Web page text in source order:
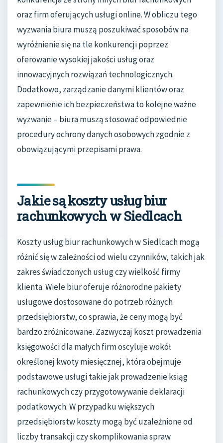
oraz firm oferujących usługi online. W obliczu tego
wyzwania biura muszą poszukiwać sposobów na
wyróżnienie się na tle konkurencji poprzez
oferowanie wysokiej jakości usług oraz
innowacyjnych rozwiązań technologicznych.
Dodatkowo, zarządzanie danymi klientów oraz
zapewnienie ich bezpieczeństwa to kolejne ważne
wyzwanie – biura muszą stosować odpowiednie
procedury ochrony danych osobowych zgodnie z
obowiązującymi przepisami prawa.
Jakie są koszty usług biur
rachunkowych w Siedlcach
Koszty usług biur rachunkowych w Siedlcach mogą
różnić się w zależności od wielu czynników, takich jak
zakres świadczonych usług czy wielkość firmy
klienta. Wiele biur oferuje różnorodne pakiety
usługowe dostosowane do potrzeb różnych
przedsiębiorstw, co sprawia, że ceny mogą być
bardzo zróżnicowane. Zazwyczaj koszt prowadzenia
księgowości dla małych firm oscyluje wokół
określonej kwoty miesięcznej, która obejmuje
podstawowe usługi takie jak prowadzenie ksiąg
rachunkowych czy przygotowywanie deklaracji
podatkowych. W przypadku większych
przedsiębiorstw koszty mogą być uzależnione od
liczby transakcji czy skomplikowania spraw